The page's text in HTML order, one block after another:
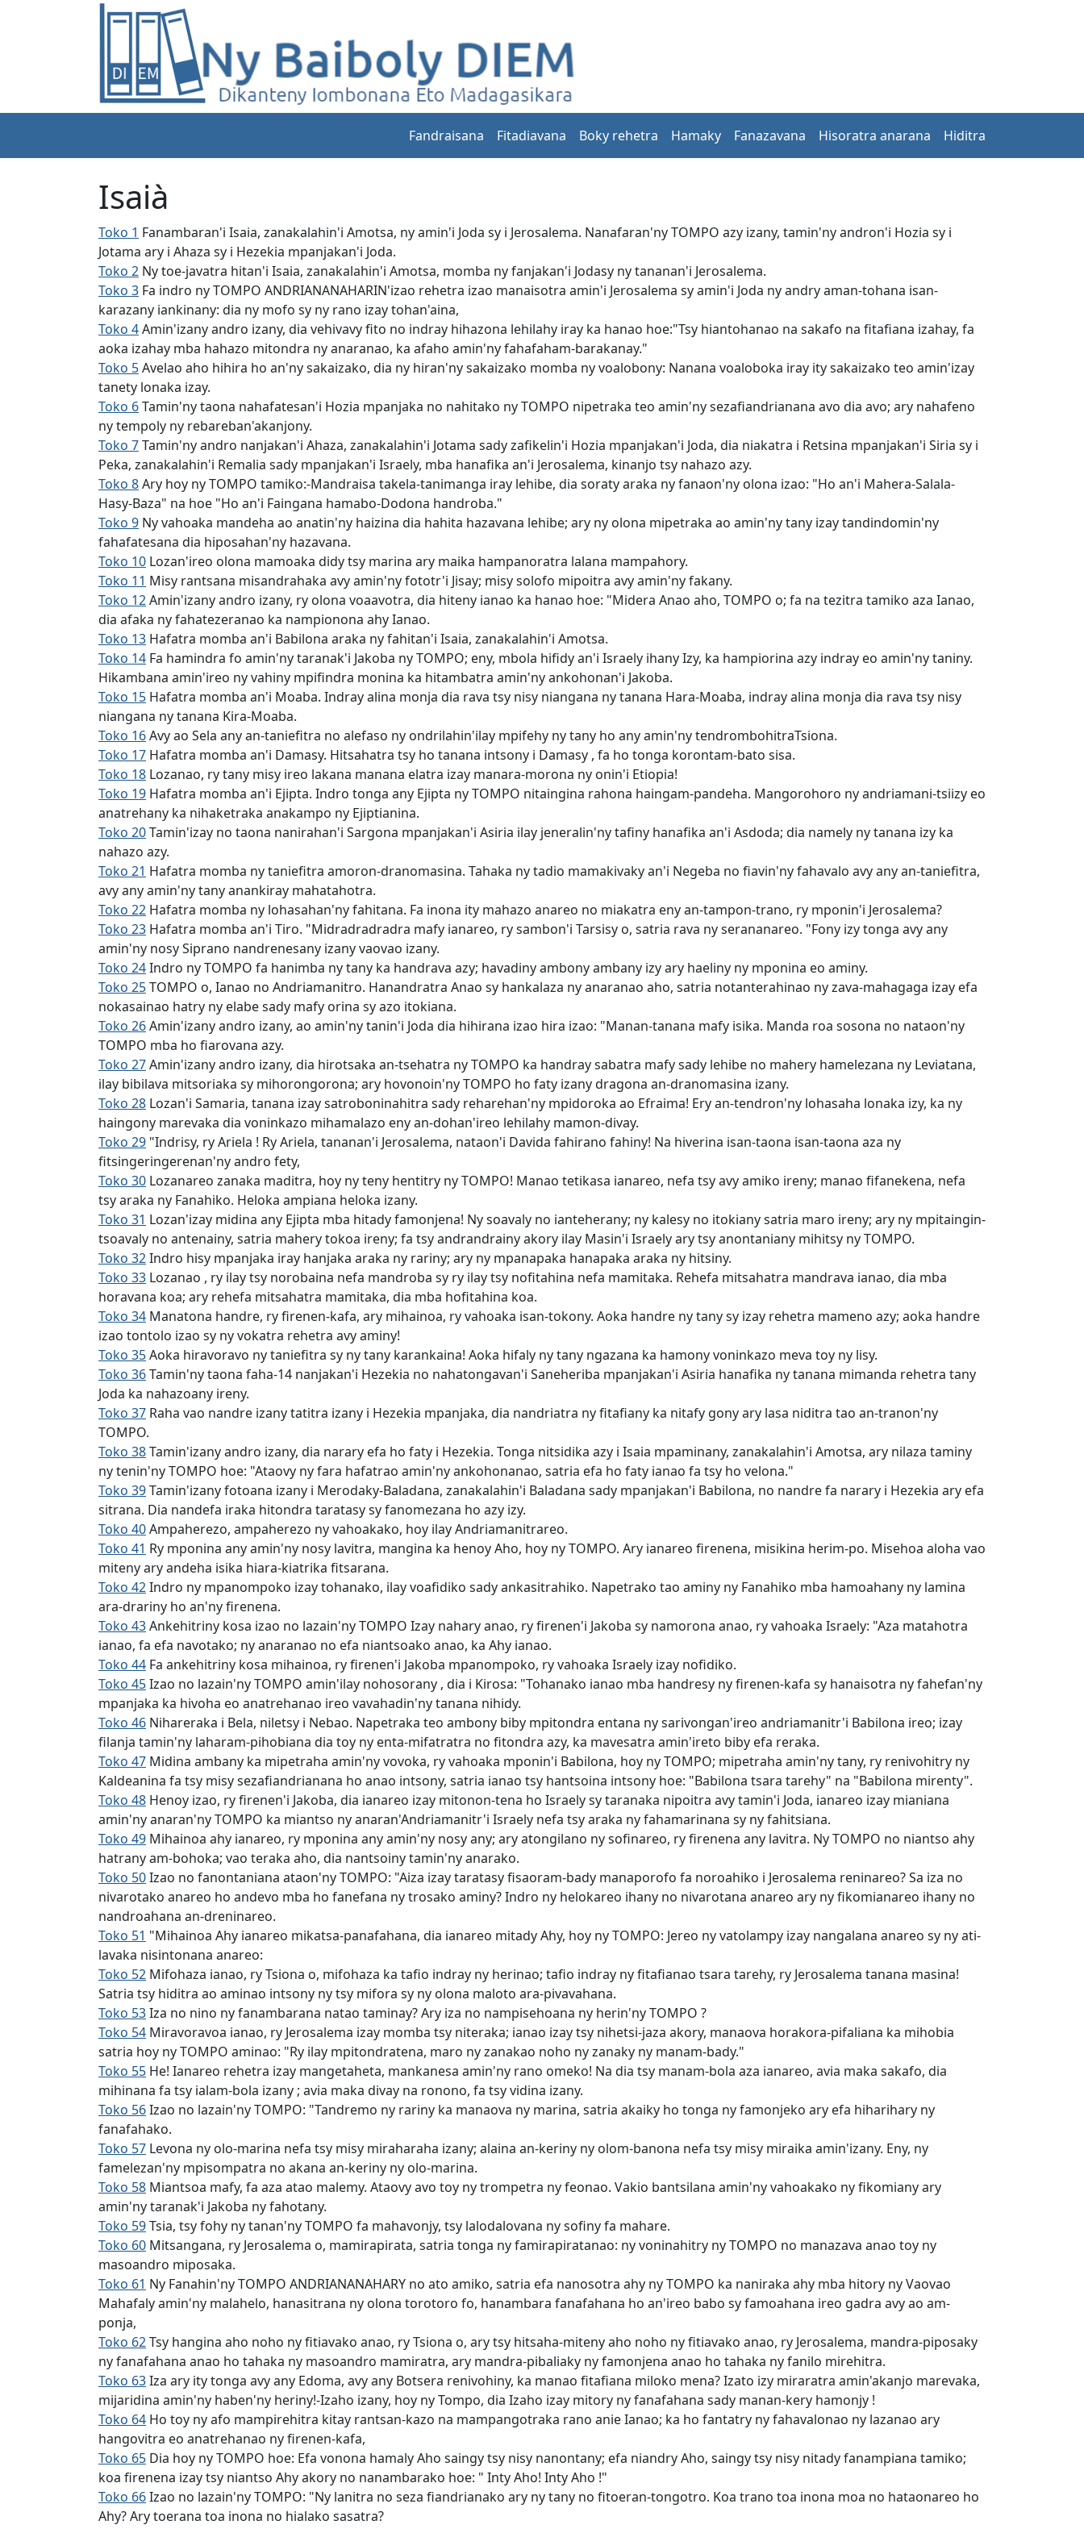
Fandraisana Fitadiavana Boky rehetra Hamaky Fanazavana Hisoratra anarana Hiditra
Isaià
Toko 1 Fanambaran'i Isaia, zanakalahin'i Amotsa, ny amin'i Joda sy i Jerosalema. Nanafaran'ny TOMPO azy izany, tamin'ny andron'i Hozia sy i
Jotama ary i Ahaza sy i Hezekia mpanjakan'i Joda.
Toko 2 Ny toe-javatra hitan'i Isaia, zanakalahin'i Amotsa, momba ny fanjakan'i Jodasy ny tananan'i Jerosalema.
Toko 3 Fa indro ny TOMPO ANDRIANANAHARIN'izao rehetra izao manaisotra amin'i Jerosalema sy amin'i Joda ny andry aman-tohana isan-
karazany iankinany: dia ny mofo sy ny rano izay tohan'aina,
Toko 4Amin'izany andro izany, dia vehivavy fito no indray hihazona lehilahy iray ka hanao hoe:"Tsy hiantohanao na sakafo na fitafiana izahay, fa
aoka izahay mba hahazo mitondra ny anaranao, ka afaho amin'ny fahafaham-barakanay."
Toko 5Avelao aho hihira ho an'ny sakaizako, dia ny hiran'ny sakaizako momba ny voalobony: Nanana voaloboka iray ity sakaizako teo amin'izay
tanety lonaka izay.
Toko 6Tamin'ny taona nahafatesan'i Hozia mpanjaka no nahitako ny TOMPO nipetraka teo amin'ny sezafiandrianana avo dia avo; ary nahafeno
ny tempoly ny rebareban'akanjony.
Toko 7Tamin'ny andro nanjakan'i Ahaza, zanakalahin'i Jotama sady zafikelin'i Hozia mpanjakan'i Joda, dia niakatra i Retsina mpanjakan'i Siria sy i
Peka, zanakalahin'i Remalia sady mpanjakan'i Israely, mba hanafika an'i Jerosalema, kinanjo tsy nahazo azy.
Toko 8Ary hoy ny TOMPO tamiko:-Mandraisa takela-tanimanga iray lehibe, dia soraty araka ny fanaon'ny olona izao: "Ho an'i Mahera-Salala-
Hasy-Baza" na hoe "Ho an'i Faingana hamabo-Dodona handroba."
Toko 9 Ny vahoaka mandeha ao anatin'ny haizina dia hahita hazavana lehibe; ary ny olona mipetraka ao amin'ny tany izay tandindomin'ny
fahafatesana dia hiposahan'ny hazavana.
Toko 10 Lozan'ireo olona mamoaka didy tsy marina ary maika hampanoratra lalana mampahory.
Toko 11 Misy rantsana misandrahaka avy amin'ny fototr'i Jisay; misy solofo mipoitra avy amin'ny fakany.
Toko 12Amin'izany andro izany, ry olona voaavotra, dia hiteny ianao ka hanao hoe: "Midera Anao aho, TOMPO o; fa na tezitra tamiko aza Ianao,
dia afaka ny fahatezeranao ka nampionona ahy Ianao.
Toko 13 Hafatra momba an'i Babilona araka ny fahitan'i Isaia, zanakalahin'i Amotsa.
Toko 14 Fa hamindra fo amin'ny taranak'i Jakoba ny TOMPO; eny, mbola hifidy an'i Israely ihany Izy, ka hampiorina azy indray eo amin'ny taniny.
Hikambana amin'ireo ny vahiny mpifindra monina ka hitambatra amin'ny ankohonan'i Jakoba.
Toko 15 Hafatra momba an'i Moaba. Indray alina monja dia rava tsy nisy niangana ny tanana Hara-Moaba, indray alina monja dia rava tsy nisy
niangana ny tanana Kira-Moaba.
Toko 16Avy ao Sela any an-taniefitra no alefaso ny ondrilahin'ilay mpifehy ny tany ho any amin'ny tendrombohitraTsiona.
Toko 17 Hafatra momba an'i Damasy. Hitsahatra tsy ho tanana intsony i Damasy , fa ho tonga korontam-bato sisa.
Toko 18 Lozanao, ry tany misy ireo lakana manana elatra izay manara-morona ny onin'i Etiopia!
Toko 19 Hafatra momba an'i Ejipta. Indro tonga any Ejipta ny TOMPO nitaingina rahona haingam-pandeha. Mangorohoro ny andriamani-tsiizy eo
anatrehany ka nihaketraka anakampo ny Ejiptianina.
Toko 20Tamin'izay no taona nanirahan'i Sargona mpanjakan'i Asiria ilay jeneralin'ny tafiny hanafika an'i Asdoda; dia namely ny tanana izy ka
nahazo azy.
Toko 21 Hafatra momba ny taniefitra amoron-dranomasina. Tahaka ny tadio mamakivaky an'i Negeba no fiavin'ny fahavalo avy any an-taniefitra,
avy any amin'ny tany anankiray mahatahotra.
Toko 22 Hafatra momba ny lohasahan'ny fahitana. Fa inona ity mahazo anareo no miakatra eny an-tampon-trano, ry mponin'i Jerosalema?
Toko 23 Hafatra momba an'i Tiro. "Midradradradra mafy ianareo, ry sambon'i Tarsisy o, satria rava ny serananareo. "Fony izy tonga avy any
amin'ny nosy Siprano nandrenesany izany vaovao izany.
Toko 24Indro ny TOMPO fa hanimba ny tany ka handrava azy; havadiny ambony ambany izy ary haeliny ny mponina eo aminy.
Toko 25TOMPO o, Ianao no Andriamanitro. Hanandratra Anao sy hankalaza ny anaranao aho, satria notanterahinao ny zava-mahagaga izay efa
nokasainao hatry ny elabe sady mafy orina sy azo itokiana.
Toko 26Amin'izany andro izany, ao amin'ny tanin'i Joda dia hihirana izao hira izao: "Manan-tanana mafy isika. Manda roa sosona no nataon'ny
TOMPO mba ho fiarovana azy.
Toko 27Amin'izany andro izany, dia hirotsaka an-tsehatra ny TOMPO ka handray sabatra mafy sady lehibe no mahery hamelezana ny Leviatana,
ilay bibilava mitsoriaka sy mihorongorona; ary hovonoin'ny TOMPO ho faty izany dragona an-dranomasina izany.
Toko 28 Lozan'i Samaria, tanana izay satroboninahitra sady reharehan'ny mpidoroka ao Efraima! Ery an-tendron'ny lohasaha lonaka izy, ka ny
haingony marevaka dia voninkazo mihamalazo eny an-dohan'ireo lehilahy mamon-divay.
Toko 29 "Indrisy, ry Ariela ! Ry Ariela, tananan'i Jerosalema, nataon'i Davida fahirano fahiny! Na hiverina isan-taona isan-taona aza ny
fitsingeringerenan'ny andro fety,
Toko 30 Lozanareo zanaka maditra, hoy ny teny hentitry ny TOMPO! Manao tetikasa ianareo, nefa tsy avy amiko ireny; manao fifanekena, nefa
tsy araka ny Fanahiko. Heloka ampiana heloka izany.
Toko 31 Lozan'izay midina any Ejipta mba hitady famonjena! Ny soavaly no ianteherany; ny kalesy no itokiany satria maro ireny; ary ny mpitaingin-
tsoavaly no antenainy, satria mahery tokoa ireny; fa tsy andrandrainy akory ilay Masin'i Israely ary tsy anontaniany mihitsy ny TOMPO.
Toko 32Indro hisy mpanjaka iray hanjaka araka ny rariny; ary ny mpanapaka hanapaka araka ny hitsiny.
Toko 33 Lozanao , ry ilay tsy norobaina nefa mandroba sy ry ilay tsy nofitahina nefa mamitaka. Rehefa mitsahatra mandrava ianao, dia mba
horavana koa; ary rehefa mitsahatra mamitaka, dia mba hofitahina koa.
Toko 34 Manatona handre, ry firenen-kafa, ary mihainoa, ry vahoaka isan-tokony. Aoka handre ny tany sy izay rehetra mameno azy; aoka handre
izao tontolo izao sy ny vokatra rehetra avy aminy!
Toko 35Aoka hiravoravo ny taniefitra sy ny tany karankaina! Aoka hifaly ny tany ngazana ka hamony voninkazo meva toy ny lisy.
Toko 36Tamin'ny taona faha-14 nanjakan'i Hezekia no nahatongavan'i Saneheriba mpanjakan'i Asiria hanafika ny tanana mimanda rehetra tany
Joda ka nahazoany ireny.
Toko 37 Raha vao nandre izany tatitra izany i Hezekia mpanjaka, dia nandriatra ny fitafiany ka nitafy gony ary lasa niditra tao an-tranon'ny
TOMPO.
Toko 38Tamin'izany andro izany, dia narary efa ho faty i Hezekia. Tonga nitsidika azy i Isaia mpaminany, zanakalahin'i Amotsa, ary nilaza taminy
ny tenin'ny TOMPO hoe: "Ataovy ny fara hafatrao amin'ny ankohonanao, satria efa ho faty ianao fa tsy ho velona."
Toko 39Tamin'izany fotoana izany i Merodaky-Baladana, zanakalahin'i Baladana sady mpanjakan'i Babilona, no nandre fa narary i Hezekia ary efa
sitrana. Dia nandefa iraka hitondra taratasy sy fanomezana ho azy izy.
Toko 40Ampaherezo, ampaherezo ny vahoakako, hoy ilay Andriamanitrareo.
Toko 41 Ry mponina any amin'ny nosy lavitra, mangina ka henoy Aho, hoy ny TOMPO. Ary ianareo firenena, misikina herim-po. Misehoa aloha vao
miteny ary andeha isika hiara-kiatrika fitsarana.
Toko 42Indro ny mpanompoko izay tohanako, ilay voafidiko sady ankasitrahiko. Napetrako tao aminy ny Fanahiko mba hamoahany ny lamina
ara-drariny ho an'ny firenena.
Toko 43Ankehitriny kosa izao no lazain'ny TOMPO Izay nahary anao, ry firenen'i Jakoba sy namorona anao, ry vahoaka Israely: "Aza matahotra
ianao, fa efa navotako; ny anaranao no efa niantsoako anao, ka Ahy ianao.
Toko 44 Fa ankehitriny kosa mihainoa, ry firenen'i Jakoba mpanompoko, ry vahoaka Israely izay nofidiko.
Toko 45Izao no lazain'ny TOMPO amin'ilay nohosorany , dia i Kirosa: "Tohanako ianao mba handresy ny firenen-kafa sy hanaisotra ny fahefan'ny
mpanjaka ka hivoha eo anatrehanao ireo vavahadin'ny tanana nihidy.
Toko 46 Nihareraka i Bela, niletsy i Nebao. Napetraka teo ambony biby mpitondra entana ny sarivongan'ireo andriamanitr'i Babilona ireo; izay
filanja tamin'ny laharam-pihobiana dia toy ny enta-mifatratra no fitondra azy, ka mavesatra amin'ireto biby efa reraka.
Toko 47 Midina ambany ka mipetraha amin'ny vovoka, ry vahoaka mponin'i Babilona, hoy ny TOMPO; mipetraha amin'ny tany, ry renivohitry ny
Kaldeanina fa tsy misy sezafiandrianana ho anao intsony, satria ianao tsy hantsoina intsony hoe: "Babilona tsara tarehy" na "Babilona mirenty".
Toko 48 Henoy izao, ry firenen'i Jakoba, dia ianareo izay mitonon-tena ho Israely sy taranaka nipoitra avy tamin'i Joda, ianareo izay mianiana
amin'ny anaran'ny TOMPO ka miantso ny anaran'Andriamanitr'i Israely nefa tsy araka ny fahamarinana sy ny fahitsiana.
Toko 49 Mihainoa ahy ianareo, ry mponina any amin'ny nosy any; ary atongilano ny sofinareo, ry firenena any lavitra. Ny TOMPO no niantso ahy
hatrany am-bohoka; vao teraka aho, dia nantsoiny tamin'ny anarako.
Toko 50Izao no fanontaniana ataon'ny TOMPO: "Aiza izay taratasy fisaoram-bady manaporofo fa noroahiko i Jerosalema reninareo? Sa iza no
nivarotako anareo ho andevo mba ho fanefana ny trosako aminy? Indro ny helokareo ihany no nivarotana anareo ary ny fikomianareo ihany no
nandroahana an-dreninareo.
Toko 51 "Mihainoa Ahy ianareo mikatsa-panafahana, dia ianareo mitady Ahy, hoy ny TOMPO: Jereo ny vatolampy izay nangalana anareo sy ny ati-
lavaka nisintonana anareo:
Toko 52 Mifohaza ianao, ry Tsiona o, mifohaza ka tafio indray ny herinao; tafio indray ny fitafianao tsara tarehy, ry Jerosalema tanana masina!
Satria tsy hiditra ao aminao intsony ny tsy mifora sy ny olona maloto ara-pivavahana.
Toko 53Iza no nino ny fanambarana natao taminay? Ary iza no nampisehoana ny herin'ny TOMPO ?
Toko 54 Miravoravoa ianao, ry Jerosalema izay momba tsy niteraka; ianao izay tsy nihetsi-jaza akory, manaova horakora-pifaliana ka mihobia
satria hoy ny TOMPO aminao: "Ry ilay mpitondratena, maro ny zanakao noho ny zanaky ny manam-bady."
Toko 55 He! Ianareo rehetra izay mangetaheta, mankanesa amin'ny rano omeko! Na dia tsy manam-bola aza ianareo, avia maka sakafo, dia
mihinana fa tsy ialam-bola izany ; avia maka divay na ronono, fa tsy vidina izany.
Toko 56Izao no lazain'ny TOMPO: "Tandremo ny rariny ka manaova ny marina, satria akaiky ho tonga ny famonjeko ary efa hiharihary ny
fanafahako.
Toko 57 Levona ny olo-marina nefa tsy misy miraharaha izany; alaina an-keriny ny olom-banona nefa tsy misy miraika amin'izany. Eny, ny
famelezan'ny mpisompatra no akana an-keriny ny olo-marina.
Toko 58 Miantsoa mafy, fa aza atao malemy. Ataovy avo toy ny trompetra ny feonao. Vakio bantsilana amin'ny vahoakako ny fikomiany ary
amin'ny taranak'i Jakoba ny fahotany.
Toko 59Tsia, tsy fohy ny tanan'ny TOMPO fa mahavonjy, tsy lalodalovana ny sofiny fa mahare.
Toko 60 Mitsangana, ry Jerosalema o, mamirapirata, satria tonga ny famirapiratanao: ny voninahitry ny TOMPO no manazava anao toy ny
masoandro miposaka.
Toko 61 Ny Fanahin'ny TOMPO ANDRIANANAHARY no ato amiko, satria efa nanosotra ahy ny TOMPO ka naniraka ahy mba hitory ny Vaovao
Mahafaly amin'ny malahelo, hanasitrana ny olona torotoro fo, hanambara fanafahana ho an'ireo babo sy famoahana ireo gadra avy ao am-
ponja,
Toko 62Tsy hangina aho noho ny fitiavako anao, ry Tsiona o, ary tsy hitsaha-miteny aho noho ny fitiavako anao, ry Jerosalema, mandra-piposaky
ny fanafahana anao ho tahaka ny masoandro mamiratra, ary mandra-pibaliaky ny famonjena anao ho tahaka ny fanilo mirehitra.
Toko 63Iza ary ity tonga avy any Edoma, avy any Botsera renivohiny, ka manao fitafiana miloko mena? Izato izy miraratra amin'akanjo marevaka,
mijaridina amin'ny haben'ny heriny!-Izaho izany, hoy ny Tompo, dia Izaho izay mitory ny fanafahana sady manan-kery hamonjy !
Toko 64 Ho toy ny afo mampirehitra kitay rantsan-kazo na mampangotraka rano anie Ianao; ka ho fantatry ny fahavalonao ny lazanao ary
hangovitra eo anatrehanao ny firenen-kafa,
Toko 65 Dia hoy ny TOMPO hoe: Efa vonona hamaly Aho saingy tsy nisy nanontany; efa niandry Aho, saingy tsy nisy nitady fanampiana tamiko;
koa firenena izay tsy niantso Ahy akory no nanambarako hoe: " Inty Aho! Inty Aho !"
Toko 66Izao no lazain'ny TOMPO: "Ny lanitra no seza fiandrianako ary ny tany no fitoeran-tongotro. Koa trano toa inona moa no hataonareo ho
Ahy? Ary toerana toa inona no hialako sasatra?